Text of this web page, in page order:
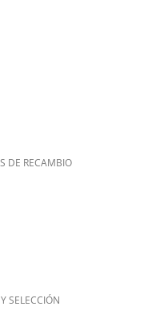
DE RECAMBIO
SELECCIÓN